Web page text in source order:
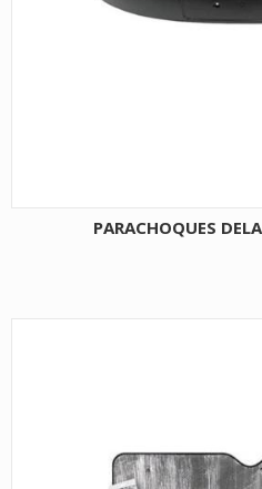
PARACHOQUES